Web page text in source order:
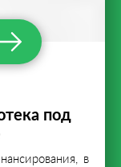
под
в